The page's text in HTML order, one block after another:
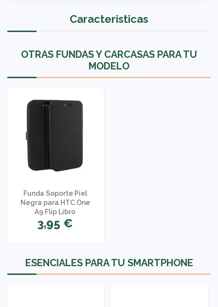
Caracteristicas
OTRAS FUNDAS Y CARCASAS PARA TU
MODELO
Funda Soporte Piel
Negra para HTC One
A9 Flip Libro
3,95 €
ESENCIALES PARA TU SMARTPHONE